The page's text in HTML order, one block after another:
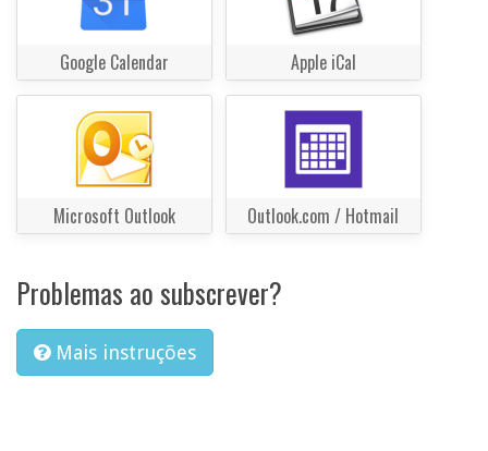
Google Calendar Apple iCal
Microsoft Outlook Outlook.com / Hotmail
Problemas ao subscrever?
Mais instruções